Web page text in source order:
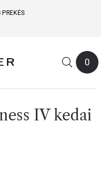
PREKĖS
0
IV kedai